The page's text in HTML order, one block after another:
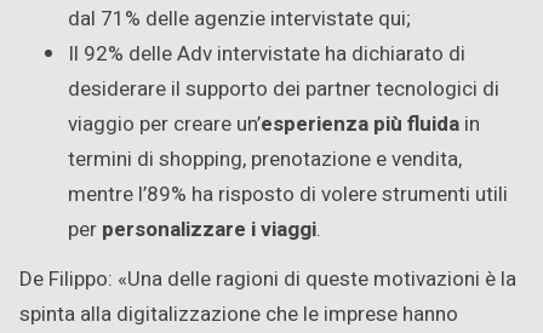
dal 71% delle agenzie intervistate qui;
Il 92% delle Adv intervistate ha dichiarato di
desiderare il supporto dei partner tecnologici di
viaggio per creare un’esperienza più fluida in
termini di shopping, prenotazione e vendita,
mentre l’89% ha risposto di volere strumenti utili
per personalizzare i viaggi.
De Filippo: «Una delle ragioni di queste motivazioni è la
spinta alla digitalizzazione che le imprese hanno